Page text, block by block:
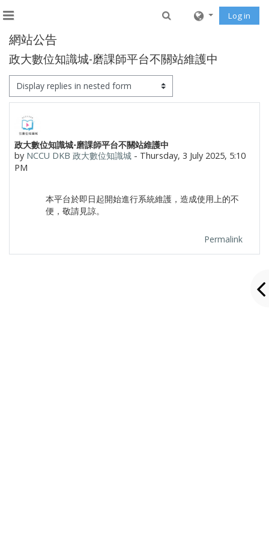
Side panel
Toggle search input
Log in
網站公告
政大數位知識城-磨課師平台不關站維護中
Display mode
政大數位知識城-磨課師平台不關站維護中
by NCCU DKB 政大數位知識城- Thursday, 3 July 2025, 5:10
PM
Number of replies: 0
本平台於即日起開始進行系統維護，造成使用上的不
便，敬請見諒。
Permalink